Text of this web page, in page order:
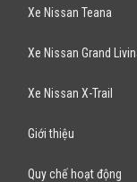
Xe Nissan Teana
Xe Nissan Grand
Xe Nissan X-Trail
Giới thiệu
Quy chế hoạt động